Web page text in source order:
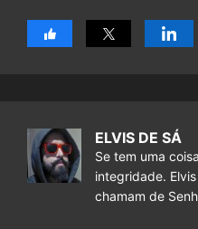
ELVIS DE SÁ
Se tem uma
integridade.
chamam de